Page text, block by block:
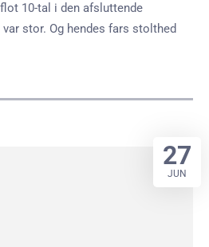
10-tal i den afsluttende
stor. Og hendes fars stolthed
27
JUN